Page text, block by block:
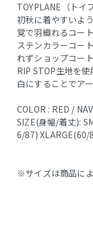
TOYPLANE（トイ
初秋に着やすいよ
覚で羽織れるコート
ステンカラーコー
れずショップコー
RIP STOP生地を
白にすることでア
COLOR : RED /
SIZE(身幅/着丈):
6/87) XLARGE(60/
※サイズは商品に